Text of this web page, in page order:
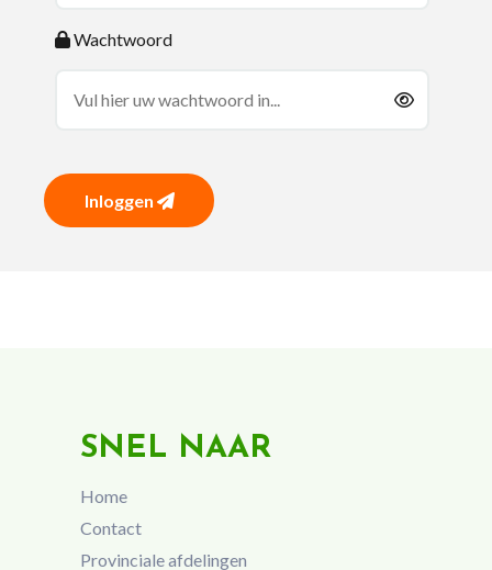
Wachtwoord
Inloggen
SNEL NAAR
Home
Contact
Provinciale afdelingen